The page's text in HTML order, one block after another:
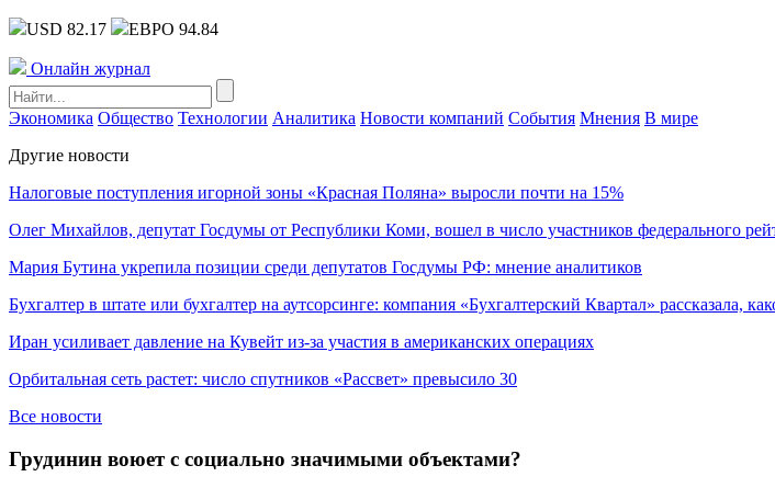
USD 82.17 ЕВРО 94.84
Онлайн журнал
Экономика Общество Технологии Аналитика Новости компаний События Мнения В мире
Другие новости
Налоговые поступления игорной зоны «Красная Поляна» выросли почти на 15%
Олег Михайлов, депутат Госдумы от Республики Коми, вошел в число участников федерального
Мария Бутина укрепила позиции среди депутатов Госдумы РФ: мнение аналитиков
Бухгалтер в штате или бухгалтер на аутсорсинге: компания «Бухгалтерский Квартал» рассказала,
Иран усиливает давление на Кувейт из-за участия в американских операциях
Орбитальная сеть растет: число спутников «Рассвет» превысило 30
Все новости
Грудинин воюет с социально значимыми объектами?